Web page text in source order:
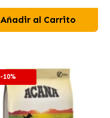
Añadir al Carrito
-10%